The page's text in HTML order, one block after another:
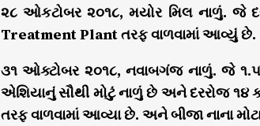
૨૮ ઓકટોબર ૨૦૧૮, મયોર મિલ નાળું. જે
Treatment Plant તરફ વાળવામાં આવ્યું છે.
૩૧ ઓક્ટોબર ૨૦૧૮, નવાબગંજ નાળું. જે ૧.૫
એશિયાનું સૌથી મોટું નાળું છે અને દરરોજ ૧૪
તરફ વાળવામાં આવ્યા છે. અને બીજા નાના